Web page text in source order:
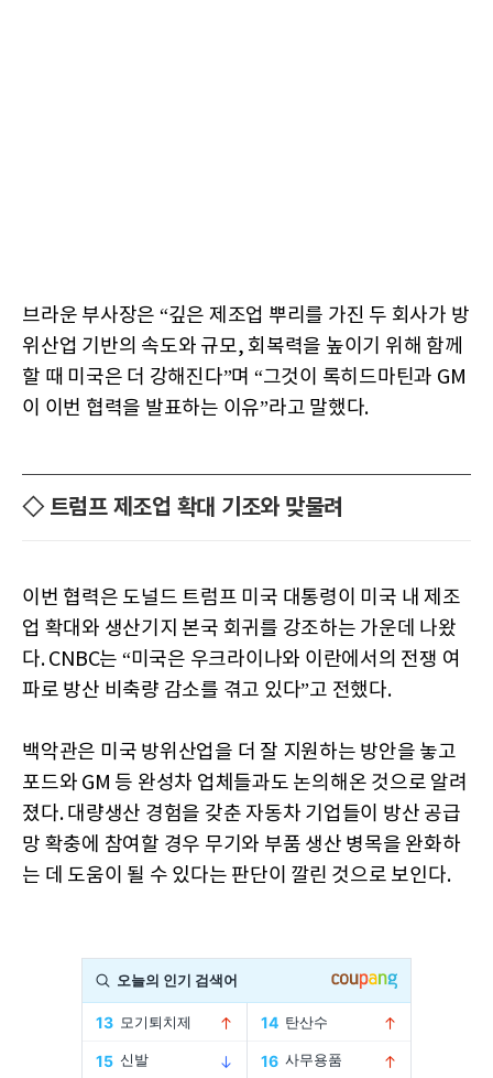
브라운 부사장은 “깊은 제조업 뿌리를 가진 두 회사가 방
위산업 기반의 속도와 규모, 회복력을 높이기 위해 함께
할 때 미국은 더 강해진다”며 “그것이 록히드마틴과 GM
이 이번 협력을 발표하는 이유”라고 말했다.
◇ 트럼프 제조업 확대 기조와 맞물려
이번 협력은 도널드 트럼프 미국 대통령이 미국 내 제조
업 확대와 생산기지 본국 회귀를 강조하는 가운데 나왔
다. CNBC는 “미국은 우크라이나와 이란에서의 전쟁 여
파로 방산 비축량 감소를 겪고 있다”고 전했다.
백악관은 미국 방위산업을 더 잘 지원하는 방안을 놓고
포드와 GM 등 완성차 업체들과도 논의해온 것으로 알려
졌다. 대량생산 경험을 갖춘 자동차 기업들이 방산 공급
망 확충에 참여할 경우 무기와 부품 생산 병목을 완화하
는 데 도움이 될 수 있다는 판단이 깔린 것으로 보인다.